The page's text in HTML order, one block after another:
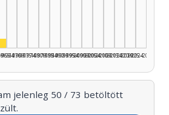
Színész, 1960–1964: 1
1970–1974
1975–1979
1980–1984
1985–1989
1990–1994
1995–1999
2000–2004
2005–2009
2010–2014
2015–2019
2020–2024
2025–2026
jelenleg 50 / 73 betöltött